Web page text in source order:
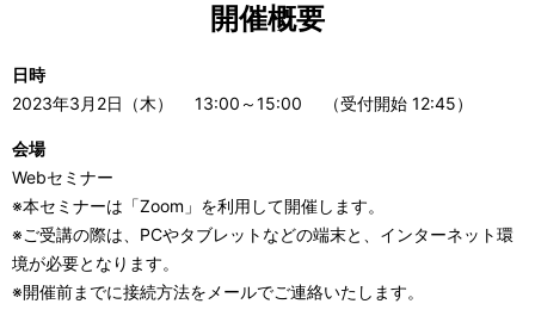
開催概要
日時
2023年3月2日（木） 13:00～15:00 （受付開始 12:45）
会場
Webセミナー
※本セミナーは「Zoom」を利用して開催します。
※ご受講の際は、PCやタブレットなどの端末と、インターネット環
境が必要となります。
※開催前までに接続方法をメールでご連絡いたします。